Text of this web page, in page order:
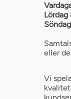
eller
Vi